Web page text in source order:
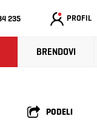
235 PROFIL
BRENDOVI
PODELI